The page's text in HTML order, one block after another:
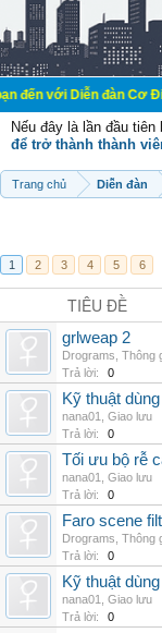
đàn Cơ Điện - Diễn
Nếu đây là lần đầu
để trở thành thành
Trang chủ Diễn đàn
1 2 3 4 5 6
TIÊU ĐỀ
grlweap 2
Drograms Thông
Trả lời:
0
Kỹ thuật
nana01
Giao lưu
Trả lời:
0
Tối ưu bộ rễ
nana01
Giao lưu
Trả lời:
0
Faro scene
Drograms Thông
Trả lời:
0
Kỹ thuật
nana01
Giao lưu
Trả lời:
0